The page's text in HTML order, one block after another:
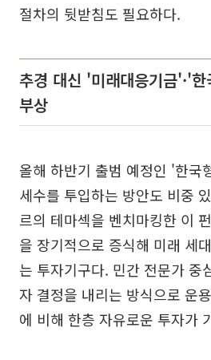
절차의 뒷받침도 필요하다.
추경 대신 '미래대응기금'·'
부상
올해 하반기 출범 예정인 '한국
세수를 투입하는 방안도 비중
르의 테마섹을 벤치마킹한 이
을 장기적으로 증식해 미래 세
는 투자기구다. 민간 전문가 중
자 결정을 내리는 방식으로 운
에 비해 한층 자유로운 투자가